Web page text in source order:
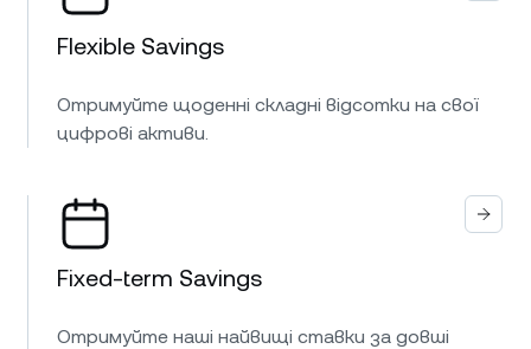
Flexible Savings
Отримуйте щоденні складні відсотки на свої
цифрові активи.
Fixed-term Savings
Отримуйте наші найвищі ставки за довші